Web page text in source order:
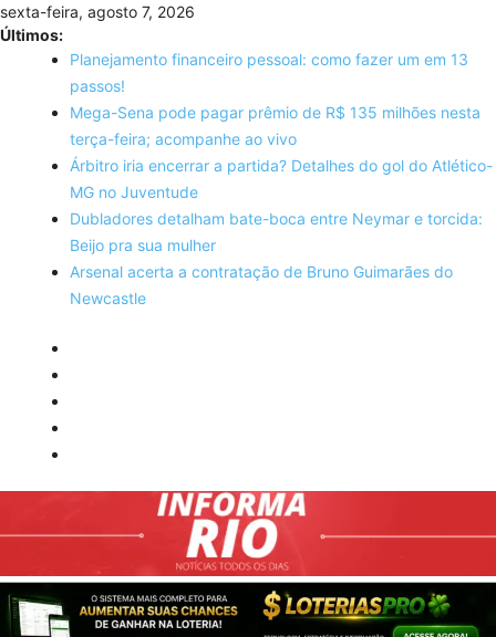
Skip
to
content
sexta-feira, agosto 7, 2026
Últimos:
Planejamento financeiro pessoal: como fazer um em 13
passos!
Mega-Sena pode pagar prêmio de R$ 135 milhões nesta
terça-feira; acompanhe ao vivo
Árbitro iria encerrar a partida? Detalhes do gol do Atlético-
MG no Juventude
Dubladores detalham bate-boca entre Neymar e torcida:
Beijo pra sua mulher
Arsenal acerta a contratação de Bruno Guimarães do
Newcastle